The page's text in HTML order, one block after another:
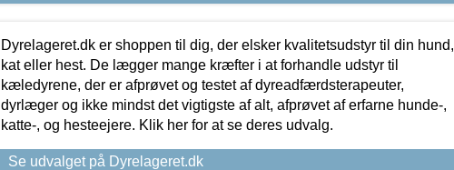
Dyrelageret.dk er shoppen til dig, der elsker kvalitetsudstyr til din hund,
kat eller hest. De lægger mange kræfter i at forhandle udstyr til
kæledyrene, der er afprøvet og testet af dyreadfærdsterapeuter,
dyrlæger og ikke mindst det vigtigste af alt, afprøvet af erfarne hunde-,
katte-, og hesteejere. Klik her for at se deres udvalg.
Se udvalget på Dyrelageret.dk